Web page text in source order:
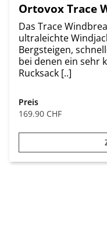
Ortovox Trace
Das Trace
ultraleichte
Bergsteigen,
bei denen ein sehr
Rucksack [..]
Preis
169.90 CHF